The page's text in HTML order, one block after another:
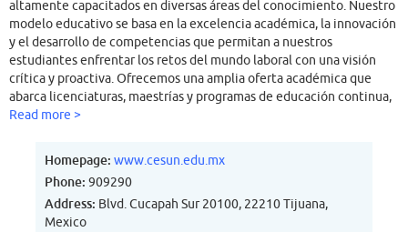
altamente capacitados en diversas áreas del conocimiento. Nuestro
modelo educativo se basa en la excelencia académica, la innovación
y el desarrollo de competencias que permitan a nuestros
estudiantes enfrentar los retos del mundo laboral con una visión
crítica y proactiva. Ofrecemos una amplia oferta académica que
abarca licenciaturas, maestrías y programas de educación continua,
diseñados para responder a las necesidades del entorno social y
enseñanza de calidad basada en la aplicación práctica del
conocimiento. Además, fomentamos el uso de tecnología y
metodologías de aprendizaje innovadoras que enriquecen la
experiencia educativa.
Read more >
Homepage: www.cesun.edu.mx
Phone: 909290
Address: Blvd. Cucapah Sur 20100, 22210 Tijuana,
Mexico